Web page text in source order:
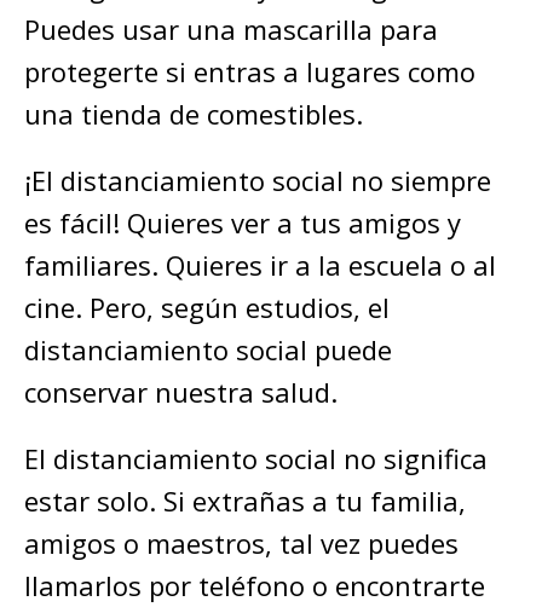
Puedes usar una mascarilla para
protegerte si entras a lugares como
una tienda de comestibles.
¡El distanciamiento social no siempre
es fácil! Quieres ver a tus amigos y
familiares. Quieres ir a la escuela o al
cine. Pero, según estudios, el
distanciamiento social puede
conservar nuestra salud.
El distanciamiento social no significa
estar solo. Si extrañas a tu familia,
amigos o maestros, tal vez puedes
llamarlos por teléfono o encontrarte